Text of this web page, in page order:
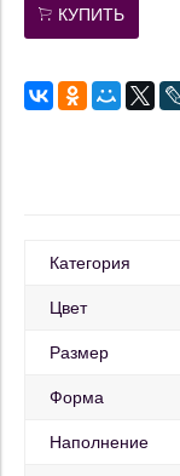
КУПИТЬ
Категория
Цвет
Размер
Форма
Наполнение